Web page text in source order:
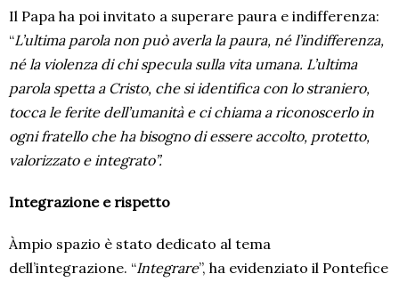
Il Papa ha poi invitato a superare paura e indifferenza:
“L’ultima parola non può averla la paura, né l’indifferenza,
né la violenza di chi specula sulla vita umana. L’ultima
parola spetta a Cristo, che si identifica con lo straniero,
tocca le ferite dell’umanità e ci chiama a riconoscerlo in
ogni fratello che ha bisogno di essere accolto, protetto,
valorizzato e integrato”.
Integrazione e rispetto
Àmpio spazio è stato dedicato al tema
dell’integrazione. “Integrare”, ha evidenziato il Pontefice